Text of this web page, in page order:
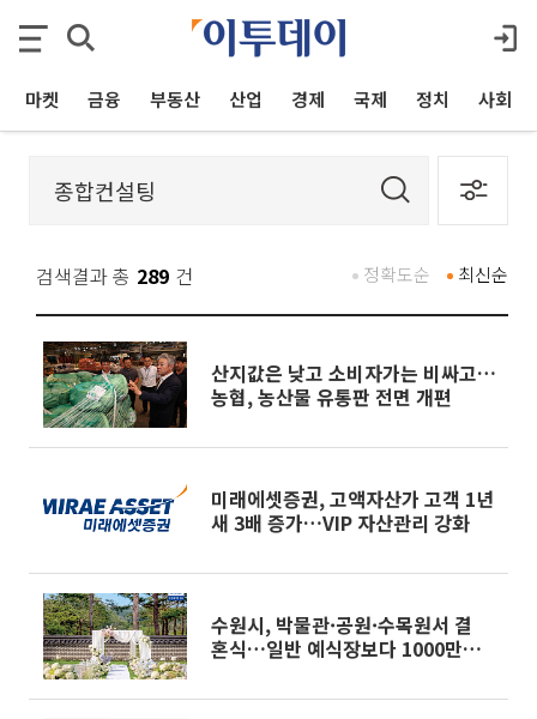
마켓 금융 부동산 산업 경제 국제 정치 사회
검색결과 총 289 건 최신순
정확도순
산지값은 낮고 소비자가는 비싸고…
농협, 농산물 유통판 전면 개편
미래에셋증권, 고액자산가 고객 1년
새 3배 증가…VIP 자산관리 강화
수원시, 박물관·공원·수목원서 결
혼식…일반 예식장보다 1000만원